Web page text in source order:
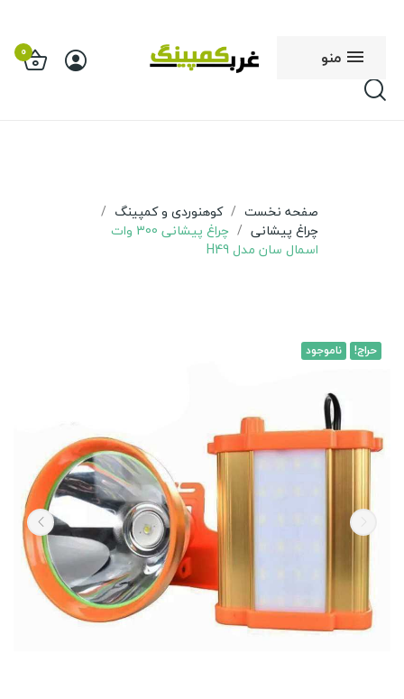
منو 0
صفحه نخست
کوهنوردی و کمپینگ
چراغ پیشانی
چراغ پیشانی 300 وات
اسمال سان مدل H49
حراج! ناموجود